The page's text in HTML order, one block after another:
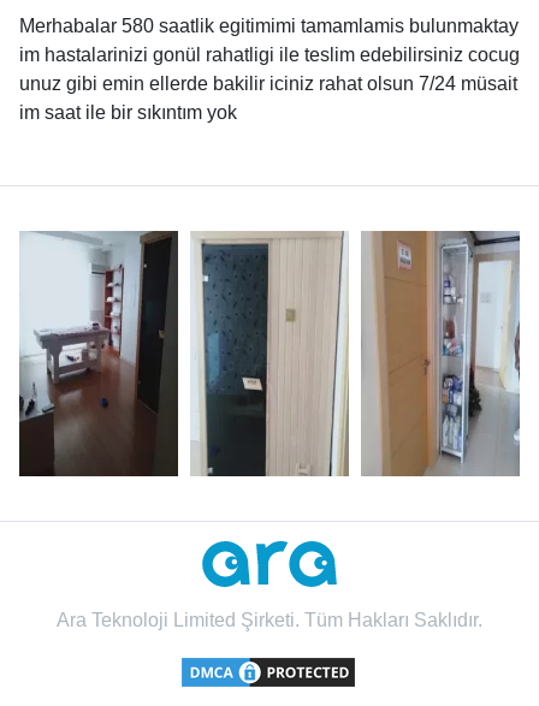
Merhabalar 580 saatlik egitimimi tamamlamis bulunmaktay
im hastalarinizi gonül rahatligi ile teslim edebilirsiniz cocug
unuz gibi emin ellerde bakilir iciniz rahat olsun 7/24 müsait
im saat ile bir sıkıntım yok
Ara Teknoloji Limited Şirketi. Tüm Hakları Saklıdır.